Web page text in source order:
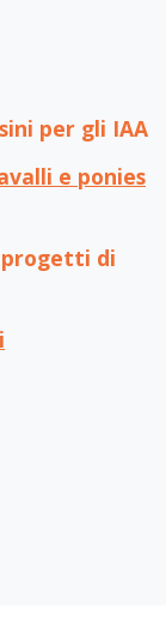
per gli IAA
e ponies
progetti di